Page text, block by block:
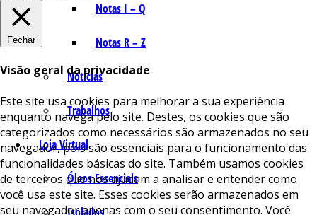
Notas I – Q
Notas R – Z
Notícias
Trabalhos
Loja Virtual
Óleos Essenciais
Fechar
Visão geral da privacidade
Este site usa cookies para melhorar a sua experiência
enquanto navega pelo site. Destes, os cookies que são
categorizados como necessários são armazenados no seu
navegador, pois são essenciais para o funcionamento das
funcionalidades básicas do site. Também usamos cookies
de terceiros que nos ajudam a analisar e entender como
você usa este site. Esses cookies serão armazenados em
seu navegador apenas com o seu consentimento. Você